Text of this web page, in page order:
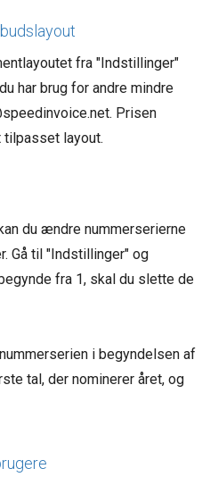
fra "Indstillinger"
har brug for andre mindre
Prisen
tilpasset layout.
du ændre nummerserierne
Gå til "Indstillinger" og
fra 1, skal du slette de
i begyndelsen af
tal, der nominerer året, og